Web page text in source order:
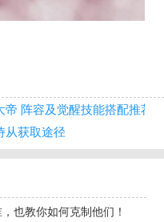
阵容及觉醒技能搭配推荐
从获取途径
也教你如何克制他们！